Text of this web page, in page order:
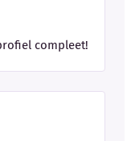
compleet!